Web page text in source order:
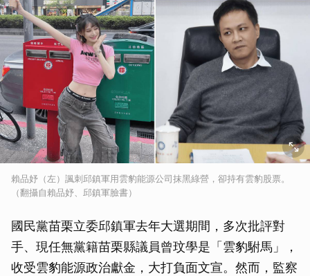
賴品妤（左）諷刺邱鎮軍用雲豹能源公司抹黑綠營，卻持有雲豹股票。
（翻攝自賴品妤、邱鎮軍臉書）
國民黨苗栗立委邱鎮軍去年大選期間，多次批評對
手、現任無黨籍苗栗縣議員曾玟學是「雲豹駙馬」，
收受雲豹能源政治獻金，大打負面文宣。然而，監察